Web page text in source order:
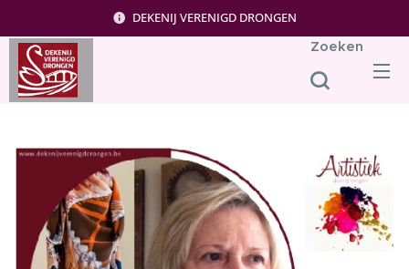
DEKENIJ VERENIGD DRONGEN
Zoeken